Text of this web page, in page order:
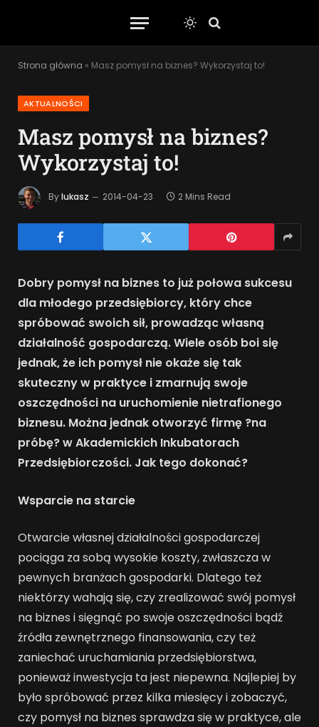
Strona główna » Masz pomysł na biznes? Wykorzystaj to!
AKTUALNOŚCI
Masz pomysł na biznes?
Wykorzystaj to!
Bylukasz 2014-04-23 2 Mins Read
Dobry pomysł na biznes to już połowa sukcesu
dla młodego przedsiębiorcy, który chce
spróbować swoich sił, prowadząc własną
działalność gospodarczą. Wiele osób boi się
jednak, że ich pomysł nie okaże się tak
skuteczny w praktyce i zmarnują swoje
oszczędności na uruchomienie nietrafionego
biznesu. Można jednak otworzyć firmę ?na
próbę? w Akademickich Inkubatorach
Przedsiębiorczości. Jak tego dokonać?
Wsparcie na starcie
Otwarcie własnej działalności gospodarczej
pociąga za sobą wysokie koszty, zwłaszcza w
pewnych branżach gospodarki. Dlatego też
niektórzy wahają się, czy zrealizować swój pomysł
na biznes i sięgnąć po swoje oszczędności bądź
źródła zewnętrznego finansowania, czy też
zaniechać uruchamiania przedsiębiorstwa,
ponieważ inwestycja ta jest niepewna. Najlepiej by
było spróbować przez kilka miesięcy i zobaczyć,
czy pomysł na biznes sprawdza się w praktyce, ale